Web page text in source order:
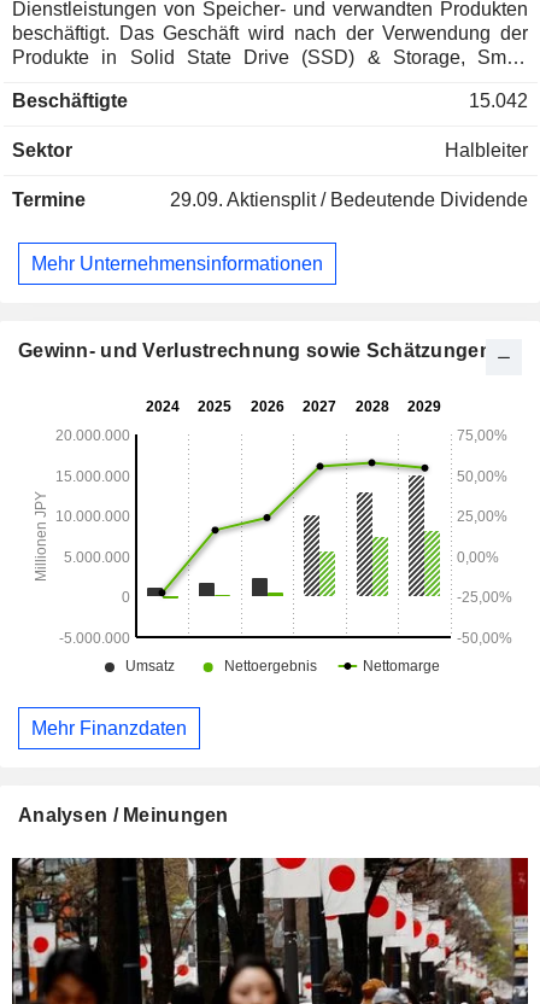
Dienstleistungen von Speicher- und verwandten Produkten
beschäftigt. Das Geschäft wird nach der Verwendung der
Produkte in Solid State Drive (SSD) & Storage, Smart
SSD-Produkte und Speicherprodukte hauptsächlich für
Unternehmen. Zu den intelligenten Geräten gehören
Verbrauchergeräten wie Smartphones, Tablets und
Anwendungen eingesetzt werden. Andere umfassen
Einzelhandelsprodukte wie SD-Speicherkarten und
Beschäftigte 15.042
Sektor Halbleiter
Termine 29.09. Aktiensplit / Bedeutende Dividende
Mehr Unternehmensinformationen
Gewinn- und Verlustrechnung sowie Schätzungen
Mehr Finanzdaten
Analysen / Meinungen